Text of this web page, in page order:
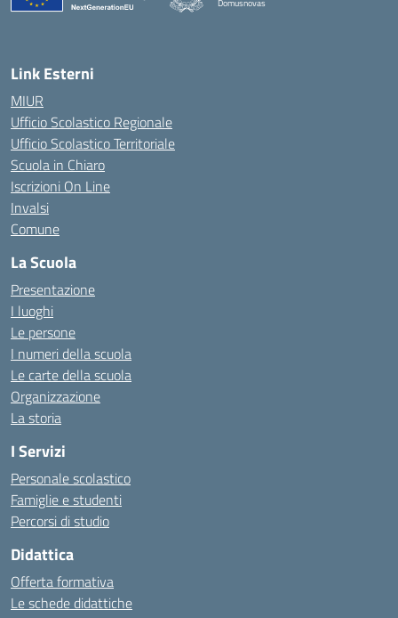
Domusnovas
Link Esterni
MIUR
Ufficio Scolastico Regionale
Ufficio Scolastico Territoriale
Scuola in Chiaro
Iscrizioni On Line
Invalsi
Comune
La Scuola
Presentazione
I luoghi
Le persone
I numeri della scuola
Le carte della scuola
Organizzazione
La storia
I Servizi
Personale scolastico
Famiglie e studenti
Percorsi di studio
Didattica
Offerta formativa
Le schede didattiche